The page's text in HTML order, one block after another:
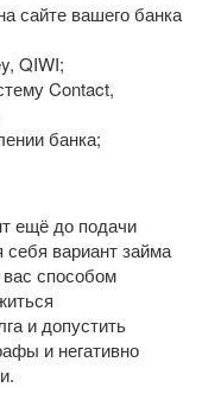
сайте вашего банка
QIWI;
Contact,
банка;
ещё до подачи
вариант займа
способом
и допустить
и негативно